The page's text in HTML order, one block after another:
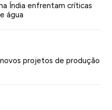
Índia enfrentam críticas
água
projetos de produção